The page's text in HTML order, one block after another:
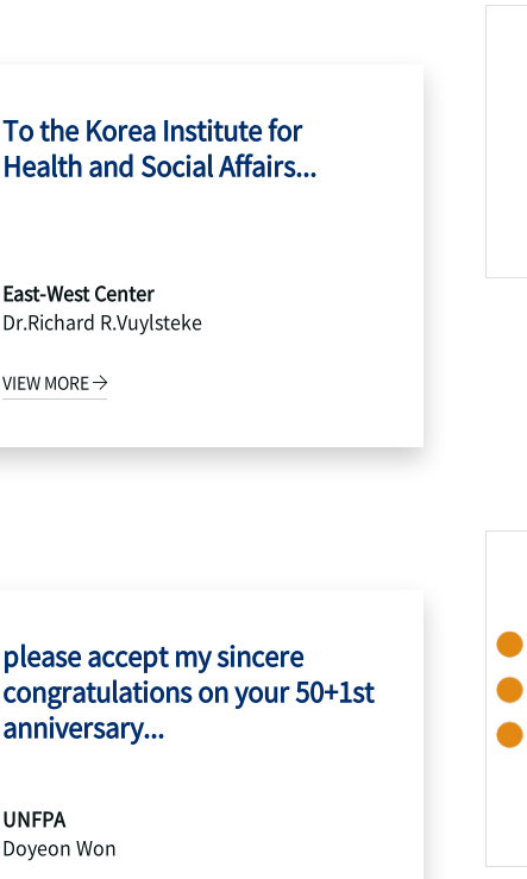
To the Korea Institute for
Health and Social Affairs...
East-West Center
Dr.Richard R.Vuylsteke
VIEW MORE
please accept my sincere
congratulations on your 50+1st
anniversary...
UNFPA
Doyeon Won